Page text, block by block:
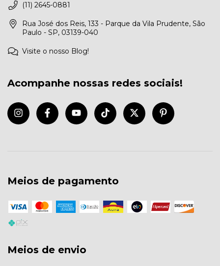
(11) 2645-0881
Rua José dos Reis, 133 - Parque da Vila Prudente, São
Paulo - SP, 03139-040
Visite o nosso Blog!
Acompanhe nossas redes sociais!
Meios de pagamento
Meios de envio